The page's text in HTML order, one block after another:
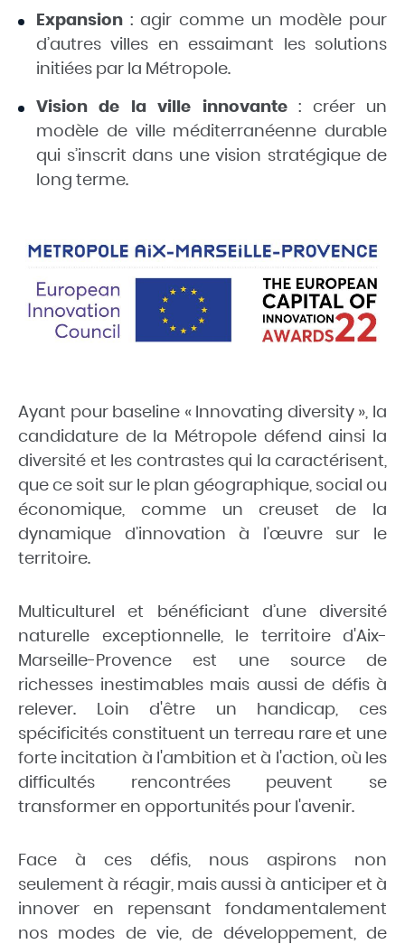
Expansion : agir comme un modèle pour
d’autres villes en essaimant les solutions
initiées par la Métropole.
Vision de la ville innovante: créer un
modèle de ville méditerranéenne durable
qui s’inscrit dans une vision stratégique de
long terme.
Ayant pour baseline « Innovating diversity », la
candidature de la Métropole défend ainsi la
diversité et les contrastes qui la caractérisent,
que ce soit sur le plan géographique, social ou
économique, comme un creuset de la
dynamique d’innovation à l’œuvre sur le
territoire.
Multiculturel et bénéficiant d’une diversité
naturelle exceptionnelle, le territoire d'Aix-
Marseille-Provence est une source de
richesses inestimables mais aussi de défis à
relever. Loin d'être un handicap, ces
spécificités constituent un terreau rare et une
forte incitation à l'ambition et à l'action, où les
difficultés rencontrées peuvent se
transformer en opportunités pour l'avenir.
Face à ces défis, nous aspirons non
seulement à réagir, mais aussi à anticiper et à
innover en repensant fondamentalement
nos modes de vie, de développement, de